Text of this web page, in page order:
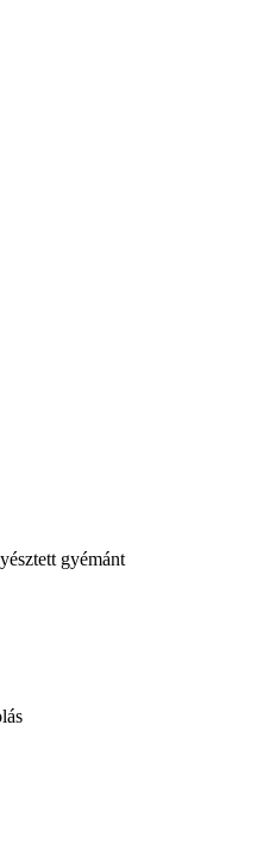
gyémánt